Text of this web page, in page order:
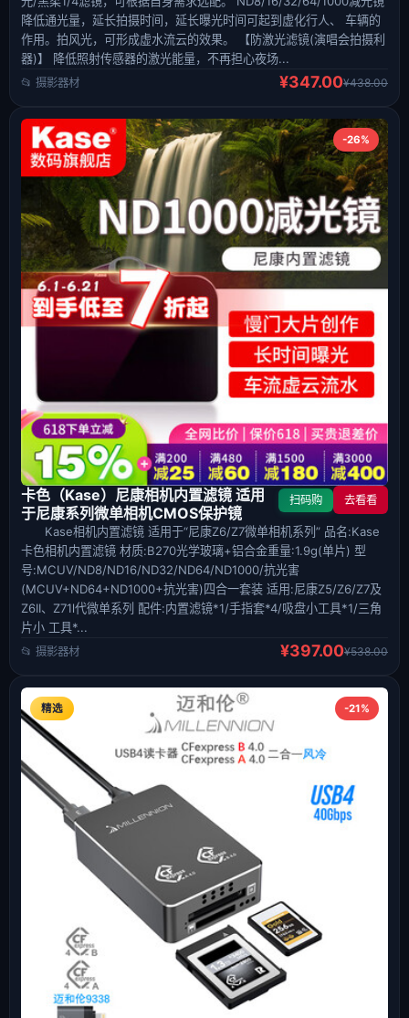
降低通光量，延长拍摄时间，延长曝光时间可起到虚化行人、 车辆的
作用。拍风光，可形成虚水流云的效果。 【防激光滤镜(演唱会拍摄利
器)】 降低照射传感器的激光能量，不再担心夜场...
📂 摄影器材 ¥347.00¥438.00
-26%
卡色（Kase）尼康相机内置滤镜 适用
于尼康系列微单相机CMOS保护镜
扫码购 去看看
Kase相机内置滤镜 适用于“尼康Z6/Z7微单相机系列” 品名:Kase
卡色相机内置滤镜 材质:B270光学玻璃+铝合金重量:1.9g(单片) 型
号:MCUV/ND8/ND16/ND32/ND64/ND1000/抗光害
(MCUV+ND64+ND1000+抗光害)四合一套装 适用:尼康Z5/Z6/Z7及
Z6II、Z71l代微单系列 配件:内置滤镜*1/手指套*4/吸盘小工具*1/三角
片小 工具*...
📂 摄影器材 ¥397.00¥538.00
-21%
精选